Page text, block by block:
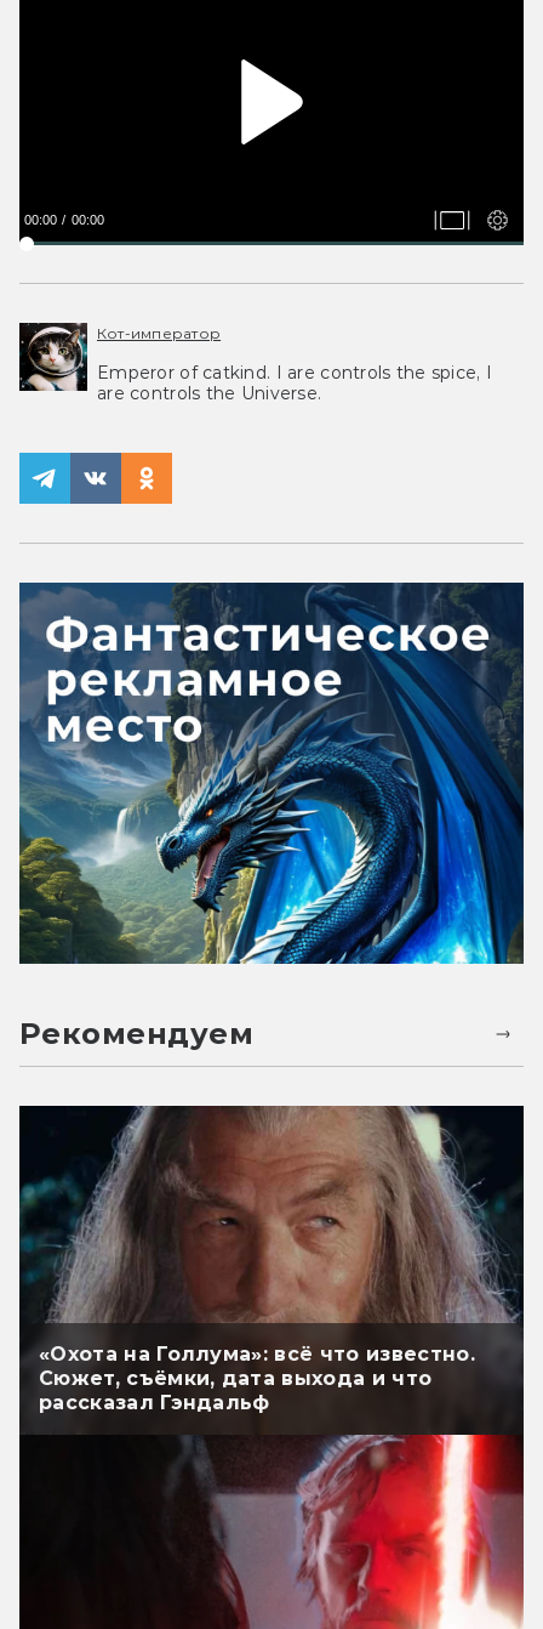
00:00 00:00
Кот-император
Emperor of catkind. I are controls the spice, I
are controls the Universe.
Рекомендуем
«Охота на Голлума»: всё что известно.
Сюжет, съёмки, дата выхода и что
рассказал Гэндальф